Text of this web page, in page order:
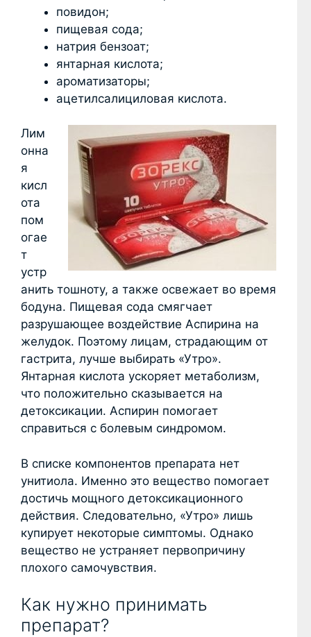
повидон;
пищевая сода;
натрия бензоат;
янтарная кислота;
ароматизаторы;
ацетилсалициловая кислота.
Лим
онна
я
кисл
ота
пом
огае
т
устр
анить тошноту, а также освежает во время
бодуна. Пищевая сода смягчает
разрушающее воздействие Аспирина на
желудок. Поэтому лицам, страдающим от
гастрита, лучше выбирать «Утро».
Янтарная кислота ускоряет метаболизм,
что положительно сказывается на
детоксикации. Аспирин помогает
справиться с болевым синдромом.
В списке компонентов препарата нет
унитиола. Именно это вещество помогает
достичь мощного детоксикационного
действия. Следовательно, «Утро» лишь
купирует некоторые симптомы. Однако
вещество не устраняет первопричину
плохого самочувствия.
Как нужно принимать
препарат?